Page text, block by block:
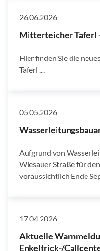
26.06.2026
Mitterteicher Taferl
Hier finden Sie die
Taferl ....
05.05.2026
Aufgrund von
Wiesauer Straße für
voraussichtlich Ende
17.04.2026
Aktuelle
Enkeltrick-/